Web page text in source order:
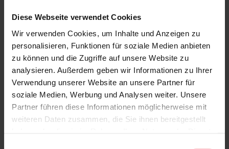
Diese Webseite verwendet Cookies
Wir verwenden Cookies, um Inhalte und Anzeigen zu
personalisieren, Funktionen für soziale Medien anbieten
zu können und die Zugriffe auf unsere Website zu
analysieren. Außerdem geben wir Informationen zu Ihrer
Verwendung unserer Website an unsere Partner für
soziale Medien, Werbung und Analysen weiter. Unsere
Partner führen diese Informationen möglicherweise mit
weiteren Daten zusammen, die Sie ihnen bereitgestellt
News & Events
Übergabe: ISTA Kindergarten
in Gugging – ausgezeichnet mit
klimaaktiv GOLD
01. Juli 2025